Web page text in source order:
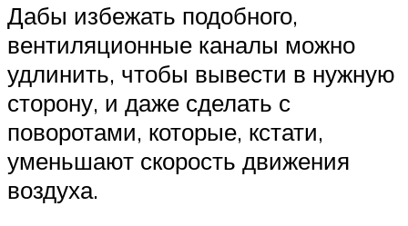
Дабы избежать подобного,
вентиляционные каналы можно
удлинить, чтобы вывести в нужную
сторону, и даже сделать с
поворотами, которые, кстати,
уменьшают скорость движения
воздуха.